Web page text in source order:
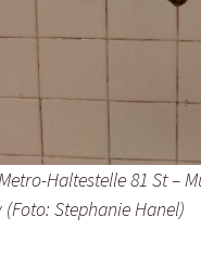
Haltestelle 81 St –
Stephanie Hanel)